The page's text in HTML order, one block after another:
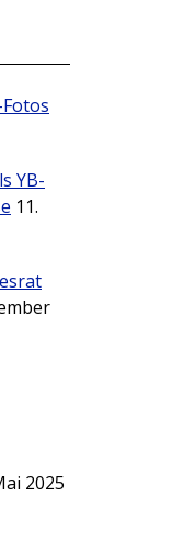
YB-
11.
2025